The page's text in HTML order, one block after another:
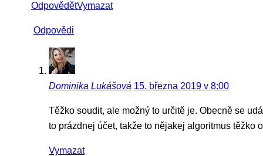
OdpovědětVymazat
Odpovědi
Dominika Lukášová 15. března 2019 v 8:00
Těžko soudit, ale možný to určitě je. Obecně se
to prázdnej účet, takže to nějakej algoritmus těžko
Vymazat